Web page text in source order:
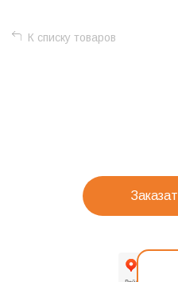
К списку товаров